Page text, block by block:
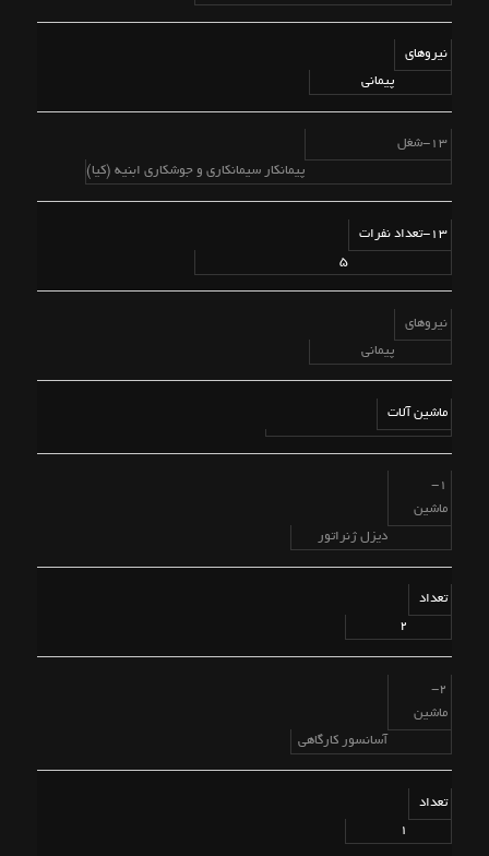
نیروهای
پیمانی
13-شغل
پیمانکار سیمانکاری و جوشکاری ابنیه (کیا)
13-تعداد نفرات
5
نیروهای
پیمانی
ماشین آلات
1-
ماشین
دیزل ژنراتور
تعداد
2
2-
ماشین
آسانسور کارگاهی
تعداد
1